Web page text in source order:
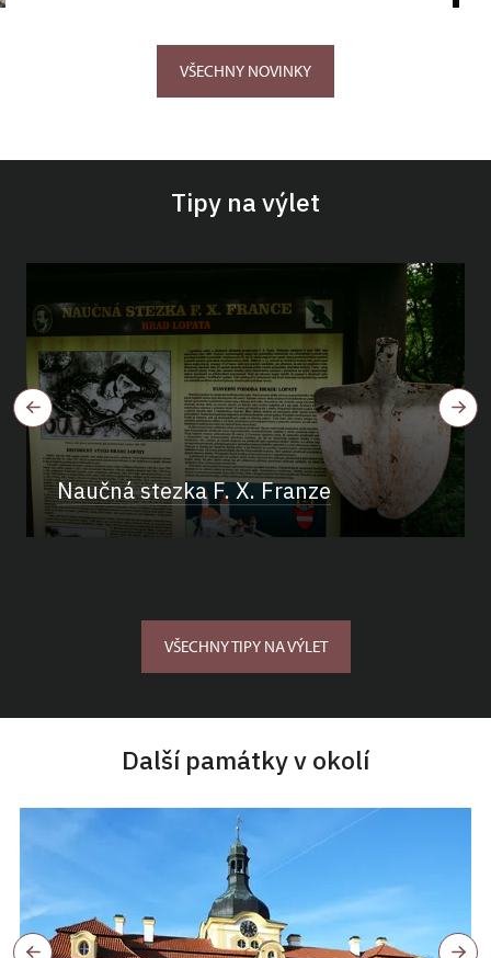
VŠECHNY NOVINKY
Tipy na výlet
Naučná stezka F. X. Franze
VŠECHNY TIPY NA VÝLET
Další památky v okolí